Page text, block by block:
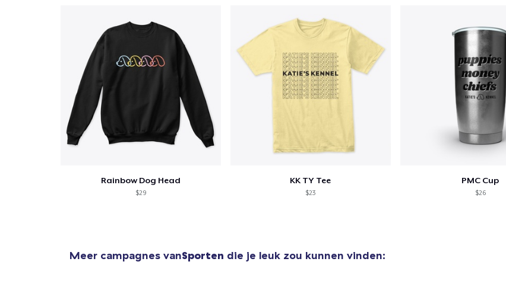
Rainbow Dog Head
$29
KK TY Tee
$23
PMC Cup
$26
Meer campagnes vanSporten die je leuk zou kunnen vinden:
Next Level 3600 | Premium Ring-Spun Cotton T-Shirt